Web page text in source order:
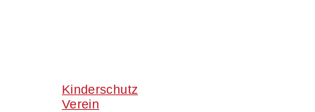
Kinderschutz
Verein